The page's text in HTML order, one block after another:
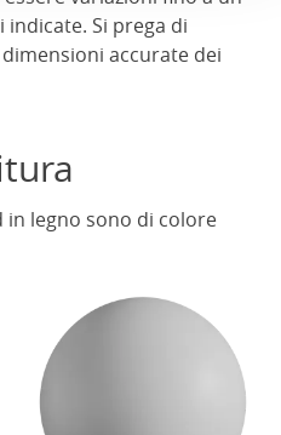
Si prega di
accurate dei
legno sono di colore